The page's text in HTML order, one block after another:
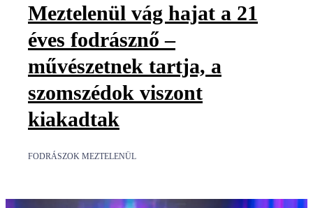
Meztelenül vág hajat a 21
éves fodrásznő –
művészetnek tartja, a
szomszédok viszont
kiakadtak
FODRÁSZOK MEZTELENÜL